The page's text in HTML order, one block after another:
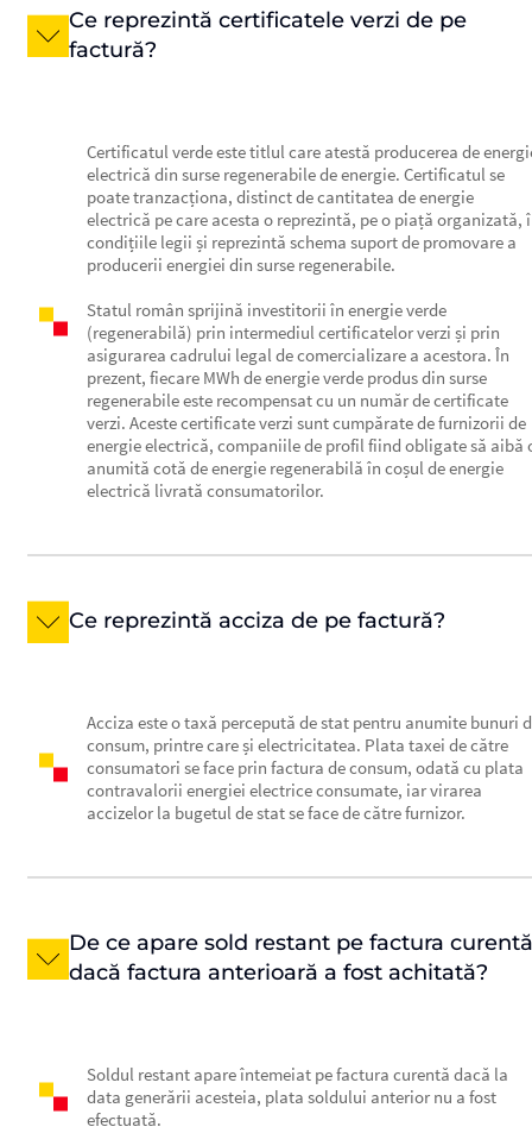
Ce reprezintă certificatele verzi de pe
factură?
Certificatul verde este titlul care atestă producerea de
electrică din surse regenerabile de energie. Certificatul se
poate tranzacționa, distinct de cantitatea de energie
electrică pe care acesta o reprezintă, pe o piață organizată,
condițiile legii și reprezintă schema suport de promovare a
producerii energiei din surse regenerabile.
Statul român sprijină investitorii în energie verde
(regenerabilă) prin intermediul certificatelor verzi și prin
asigurarea cadrului legal de comercializare a acestora. În
prezent, fiecare MWh de energie verde produs din surse
regenerabile este recompensat cu un număr de certificate
verzi. Aceste certificate verzi sunt cumpărate de furnizorii de
energie electrică, companiile de profil fiind obligate să aibă
anumită cotă de energie regenerabilă în coșul de energie
electrică livrată consumatorilor.
Ce reprezintă acciza de pe factură?
Acciza este o taxă percepută de stat pentru anumite bunuri
consum, printre care și electricitatea. Plata taxei de către
consumatori se face prin factura de consum, odată cu plata
contravalorii energiei electrice consumate, iar virarea
accizelor la bugetul de stat se face de către furnizor.
De ce apare sold restant pe factura curentă
dacă factura anterioară a fost achitată?
Soldul restant apare întemeiat pe factura curentă dacă la
data generării acesteia, plata soldului anterior nu a fost
efectuată.